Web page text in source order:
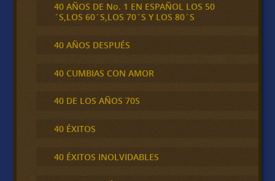
40 AÑOS DE No. 1 EN ESPAÑOL LOS 50
´S,LOS 60´S,LOS 70´S Y LOS 80´S
40 AÑOS DESPUÉS
40 CUMBIAS CON AMOR
40 DE LOS AÑOS 70S
40 ÉXITOS
40 ÉXITOS INOLVIDABLES